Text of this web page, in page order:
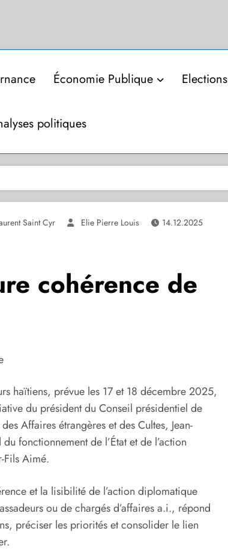
Économie Publique Elections
politiques
Saint Cyr Elie Pierre Louis
14.12.2025
cohérence de
haïtiens, prévue les 17 et 18 décembre 2025,
du président du Conseil présidentiel de
Affaires étrangères et des Cultes, Jean-
fonctionnement de l’État et de l’action
Fils Aimé.
et la lisibilité de l’action diplomatique
ou de chargés d’affaires a.i., répond
préciser les priorités et consolider le lien